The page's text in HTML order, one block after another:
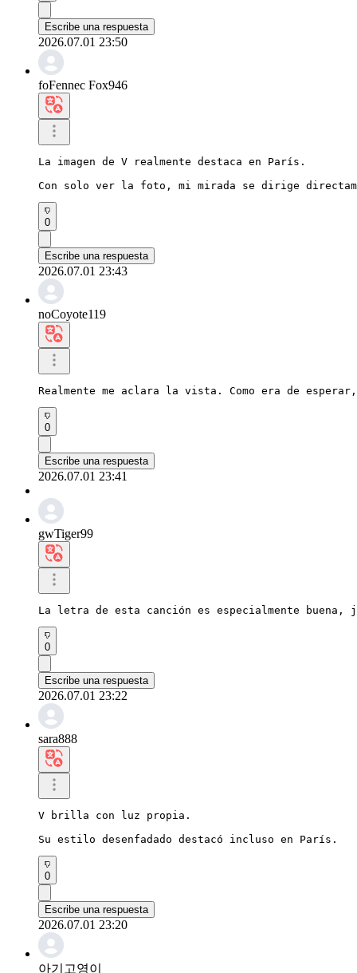
Escribe una respuesta
2026.07.01 23:50
foFennec Fox946
La imagen de V realmente destaca en París.
Con solo ver la foto, mi mirada se dirige
0
Escribe una respuesta
2026.07.01 23:43
noCoyote119
Realmente me aclara la vista. Como era de
0
Escribe una respuesta
2026.07.01 23:41
gwTiger99
La letra de esta canción es especialmente buena,
0
Escribe una respuesta
2026.07.01 23:22
sara888
V brilla con luz propia.
Su estilo desenfadado destacó incluso en París.
0
Escribe una respuesta
2026.07.01 23:20
아기고영이